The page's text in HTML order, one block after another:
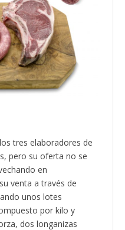
tres elaboradores de
pero su oferta no se
en
venta a través de
unos lotes
por kilo y
dos longanizas